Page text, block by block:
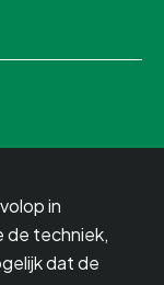
in
de techniek,
dat de